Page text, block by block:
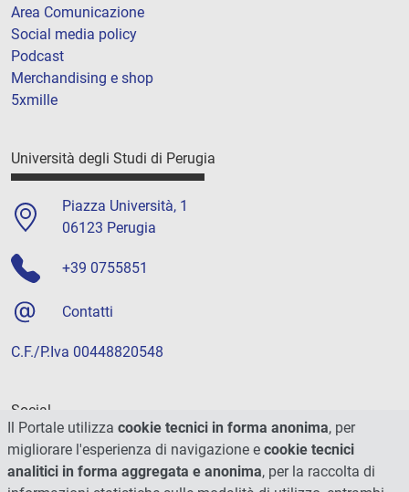
Area Comunicazione
Social media policy
Podcast
Merchandising e shop
5xmille
Università degli Studi di Perugia
Piazza Università, 1
06123 Perugia
+39 0755851
Contatti
C.F./P.Iva 00448820548
Social
Il Portale utilizza cookie tecnici in forma anonima, per
migliorare l'esperienza di navigazione e cookie tecnici
analitici in forma aggregata e anonima, per la raccolta di